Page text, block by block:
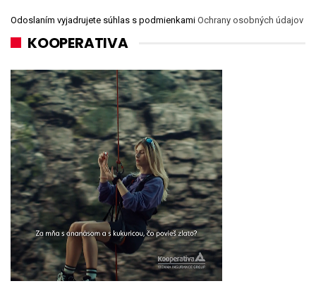
Odoslaním vyjadrujete súhlas s podmienkami Ochrany osobných údajov
KOOPERATIVA